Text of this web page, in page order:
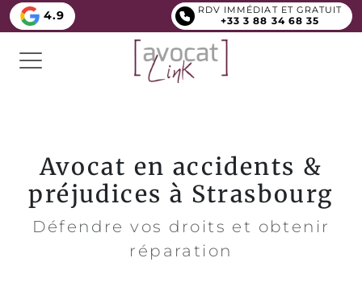
4.9 RDV IMMÉDIAT ET GRATUIT
+33 3 88 34 68 35
Avocat en accidents &
préjudices à Strasbourg
Défendre vos droits et obtenir
réparation